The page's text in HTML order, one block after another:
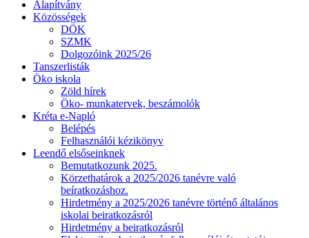
Alapítvány
Közösségek
DÖK
SZMK
Dolgozóink 2025/26
Tanszerlisták
Öko iskola
Zöld hírek
Öko- munkatervek, beszámolók
Kréta e-Napló
Belépés
Felhasználói kézikönyv
Leendő elsőseinknek
Bemutatkozunk 2025.
Körzethatárok a 2025/2026 tanévre való
beíratkozáshoz.
Hirdetmény a 2025/2026 tanévre történő általános
iskolai beiratkozásról
Hirdetmény a beiratkozásról